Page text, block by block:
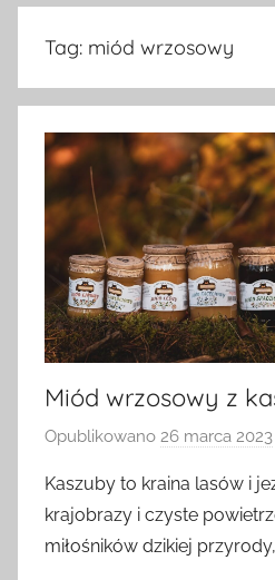
Tag: miód wrzosowy
Miód wrzosowy z
Opublikowano 26 marca 2023
z
Kaszuby to kraina lasów i
krajobrazy i czyste
miłośników dzikiej